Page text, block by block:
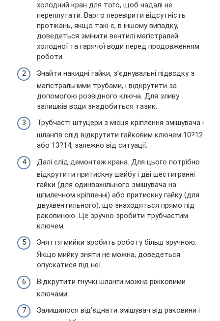
холодний кран для того, щоб надалі не
переплутати. Варто перевірити відсутність
протікань, якщо такі є, в іншому випадку,
доведеться змінити вентилі магістралей
холодної та гарячої води перед продовженням
роботи.
Знайти накидні гайки, з’єднувальні підводку з
магістральними трубами, і відкрутити за
допомогою розвідного ключа. Для зливу
залишків води знадобиться тазик.
Трубчасті штуцери з місця кріплення змішувача і
шлангів слід відкрутити гайковим ключем 10?12
або 13?14, залежно від ситуації.
Далі слід демонтаж крана. Для цього потрібно
відкрутити притискну шайбу і дві шестигранні
гайки (для одинважільного змішувача на
шпилечном кріпленні) або притискну гайку (для
двухвентильного), що знаходяться прямо під
раковиною. Це зручно зробити трубчастим
ключем.
Зняття мийки зробить роботу більш зручною.
Якщо мийку зняти не можна, доведеться
опускатися під неї.
Відкрутити гнучкі шланги можна ріжковими
ключами.
Залишилося від’єднати змішувач від раковини і